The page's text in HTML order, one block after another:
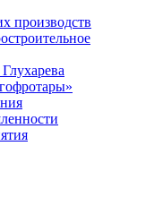
производств